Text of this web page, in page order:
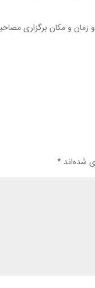
وقت اداری ۳۰ تیرماه خواهد بود و زمان
شده‌اند*